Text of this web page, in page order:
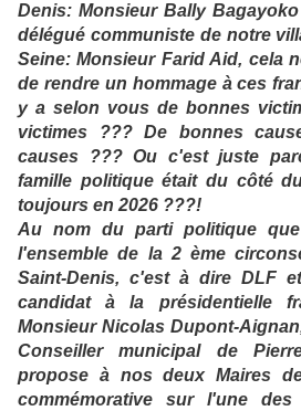
Denis: Monsieur Bally
délégué communiste de notre
Seine: Monsieur Farid Aid, cela
de rendre un hommage à ces
y a selon vous de bonnes
victimes ??? De bonnes
causes ??? Ou c'est juste
famille politique était du côté
toujours en 2026 ???!
Au nom du parti politique
l'ensemble de la 2 ème
Saint-Denis, c'est à dire DLF
candidat à la présidentielle
Monsieur Nicolas Dupont-
Conseiller municipal de
propose à nos deux Maires
commémorative sur l'une